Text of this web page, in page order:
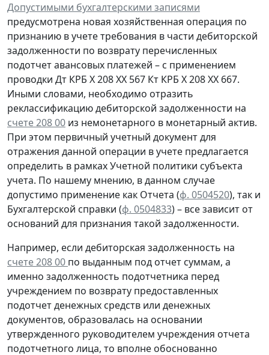
Допустимыми бухгалтерскими записями
предусмотрена новая хозяйственная операция по
признанию в учететребования в части дебиторской
задолженности по возврату перечисленных
подотчет авансовых платежей – с применением
проводки Дт КРБ Х 208 ХХ 567 Кт КРБ Х 208 ХХ 667.
Иными словами, необходимо отразить
реклассификацию дебиторской задолженности на
счете 208 00 из немонетарного в монетарный актив.
При этом первичный учетный документ для
отражения данной операции в учете предлагается
определить в рамках Учетной политики субъекта
учета. По нашему мнению, в данном случае
допустимо применение как Отчета (ф. 0504520), так и
Бухгалтерской справки (ф. 0504833) – все зависит от
оснований для признания такой задолженности.
Например, если дебиторская задолженность на
счете 208 00 по выданным под отчет суммам, а
именно задолженность подотчетника перед
учреждением по возврату предоставленных
подотчет денежных средств или денежных
документов, образовалась на основании
утвержденного руководителем учреждения отчета
подотчетного лица, то вполне обоснованно